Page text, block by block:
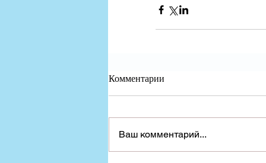
Комментарии
Ваш комментарий...